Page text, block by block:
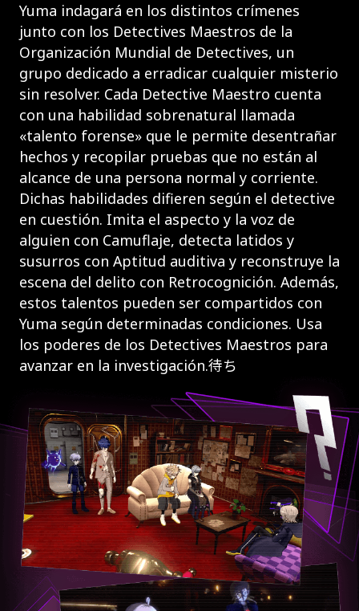
Yuma indagará en los distintos crímenes
junto con los Detectives Maestros de la
Organización Mundial de Detectives, un
grupo dedicado a erradicar cualquier misterio
sin resolver. Cada Detective Maestro cuenta
con una habilidad sobrenatural llamada
«talento forense» que le permite desentrañar
hechos y recopilar pruebas que no están al
alcance de una persona normal y corriente.
Dichas habilidades difieren según el detective
en cuestión. Imita el aspecto y la voz de
alguien con Camuflaje, detecta latidos y
susurros con Aptitud auditiva y reconstruye la
escena del delito con Retrocognición. Además,
estos talentos pueden ser compartidos con
Yuma según determinadas condiciones. Usa
los poderes de los Detectives Maestros para
avanzar en la investigación.待ち